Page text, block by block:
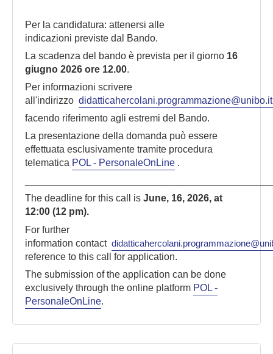
Per la candidatura: attenersi alle
indicazioni previste dal Bando.
La scadenza del bando è prevista per il giorno 16
giugno 2026 ore 12.00.
Per informazioni scrivere
all'indirizzo didatticahercolani.programmazione@unibo.it
facendo riferimento agli estremi del Bando.
La presentazione della domanda può essere
effettuata esclusivamente tramite procedura
telematica POL - PersonaleOnLine .
The deadline for this call is June, 16, 2026, at
12:00 (12 pm).
For further
information contact
reference to this call for application.
The submission of the application can be done
exclusively through the online platform POL -
PersonaleOnLine.